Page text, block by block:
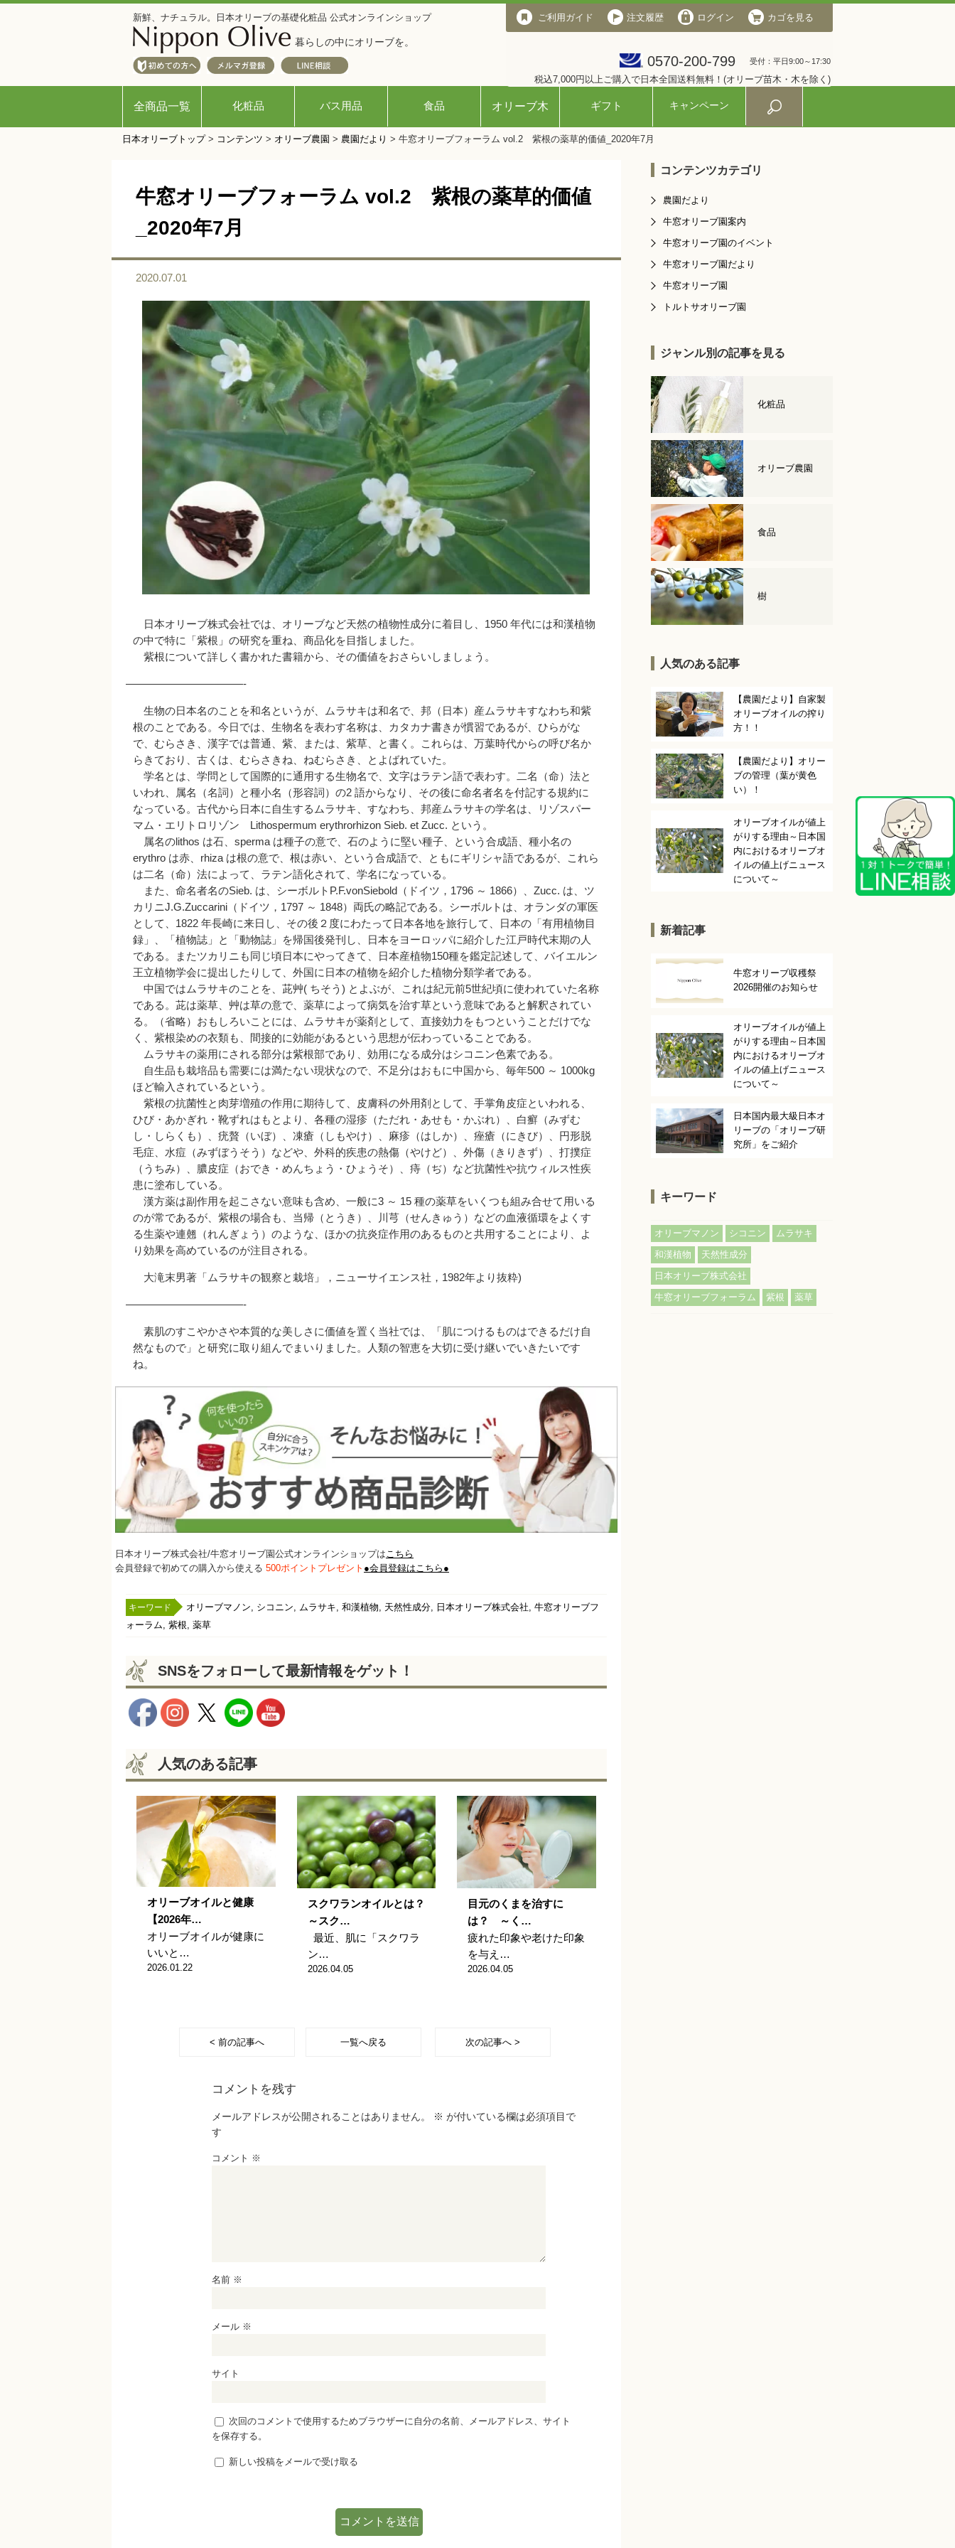
新鮮、ナチュラル。日本オリーブの基礎化粧品 公式オンラインショップ
暮らしの中にオリーブを。
ご利用ガイド 注文履歴 ログイン カゴを見る
0570-200-799 受付：平日9:00～17:30
税込7,000円以上ご購入で日本全国送料無料！(オリーブ苗木・木を除く)
全商品一覧 化粧品 バス用品 食品 オリーブ木 ギフト キャンペーン
ご利用ガイド 会社概要 ログイン カゴを見る
0570-200-799 受付：平日9:00～17:30
日本オリーブトップ> コンテンツ > オリーブ農園 > 農園だより > 牛窓オリーブフォーラム vol.2 紫根の薬草的価値_2020年7月
牛窓オリーブフォーラム vol.2 紫根の薬草的価値
_2020年7月
2020.07.01
日本オリーブ株式会社では、オリーブなど天然の植物性成分に着目し、1950 年代には和漢植物
の中で特に「紫根」の研究を重ね、商品化を目指しました。
紫根について詳しく書かれた書籍から、その価値をおさらいしましょう。
———————————-
生物の日本名のことを和名というが、ムラサキは和名で、邦（日本）産ムラサキすなわち和紫
根のことである。今日では、生物名を表わす名称は、カタカナ書きが慣習であるが、ひらがな
で、むらさき、漢字では普通、紫、または、紫草、と書く。これらは、万葉時代からの呼び名か
らきており、古くは、むらさきね、ねむらさき、とよばれていた。
学名とは、学問として国際的に通用する生物名で、文字はラテン語で表わす。二名（命）法と
いわれ、属名（名詞）と種小名（形容詞）の2 語からなり、その後に命名者名を付記する規約に
なっている。古代から日本に自生するムラサキ、すなわち、邦産ムラサキの学名は、リゾスパー
マム・エリトロリゾン Lithospermum erythrorhizon Sieb. et Zucc. という。
属名のlithos は石、sperma は種子の意で、石のように堅い種子、という合成語、種小名の
erythro は赤、rhiza は根の意で、根は赤い、という合成語で、ともにギリシャ語であるが、これら
は二名（命）法によって、ラテン語化されて、学名になっている。
また、命名者名のSieb. は、シーボルトP.F.vonSiebold（ドイツ，1796 ～ 1866）、Zucc. は、ツ
カリニJ.G.Zuccarini（ドイツ，1797 ～ 1848）両氏の略記である。シーボルトは、オランダの軍医
として、1822 年長崎に来日し、その後２度にわたって日本各地を旅行して、日本の「有用植物目
録」、「植物誌」と「動物誌」を帰国後発刊し、日本をヨーロッパに紹介した江戸時代末期の人
である。またツカリニも同じ頃日本にやってきて、日本産植物150種を鑑定記述して、バイエルン
王立植物学会に提出したりして、外国に日本の植物を紹介した植物分類学者である。
中国ではムラサキのことを、茈艸( ちそう) とよぶが、これは紀元前5世紀頃に使われていた名称
である。茈は薬草、艸は草の意で、薬草によって病気を治す草という意味であると解釈されてい
る。（省略）おもしろいことには、ムラサキが薬剤として、直接効力をもつということだけでな
く、紫根染めの衣類も、間接的に効能があるという思想が伝わっていることである。
ムラサキの薬用にされる部分は紫根部であり、効用になる成分はシコニン色素である。
自生品も栽培品も需要には満たない現状なので、不足分はおもに中国から、毎年500 ～ 1000kg
ほど輸入されているという。
紫根の抗菌性と肉芽増殖の作用に期待して、皮膚科の外用剤として、手掌角皮症といわれる、
ひび・あかぎれ・靴ずれはもとより、各種の湿疹（ただれ・あせも・かぶれ）、白癬（みずむ
し・しらくも）、疣贅（いぼ）、凍瘡（しもやけ）、麻疹（はしか）、痤瘡（にきび）、円形脱
毛症、水痘（みずぼうそう）などや、外科的疾患の熱傷（やけど）、外傷（きりきず）、打撲症
（うちみ）、膿皮症（おでき・めんちょう・ひょうそ）、痔（ぢ）など抗菌性や抗ウィルス性疾
患に塗布している。
漢方薬は副作用を起こさない意味も含め、一般に3 ～ 15 種の薬草をいくつも組み合せて用いる
のが常であるが、紫根の場合も、当帰（とうき）、川芎（せんきゅう）などの血液循環をよくす
る生薬や連翹（れんぎょう）のような、ほかの抗炎症作用のあるものと共用することにより、よ
り効果を高めているのが注目される。
大滝末男著「ムラサキの観察と栽培」，ニューサイエンス社，1982年より抜粋)
———————————-
素肌のすこやかさや本質的な美しさに価値を置く当社では、「肌につけるものはできるだけ自
然なもので」と研究に取り組んでまいりました。人類の智恵を大切に受け継いでいきたいです
ね。
日本オリーブ株式会社/牛窓オリーブ園公式オンラインショップはこちら
会員登録で初めての購入から使える 500ポイントプレゼント ●会員登録はこちら●
オリーブマノン シコニン ムラサキ 和漢植物 天然性成分 日本オリーブ株式会社 牛窓オリーブフ
ォーラム 紫根 薬草
SNSをフォローして最新情報をゲット！
人気のある記事
オリーブオイルと健康
【2026年…
オリーブオイルが健康に
いいと…
2026.01.22
スクワランオイルとは？
～スク…
最近、肌に「スクワラ
ン…
2026.04.05
目元のくまを治すに
は？ ～く…
疲れた印象や老けた印象
を与え…
2026.04.05
< 前の記事へ 一覧へ戻る 次の記事へ >
コメントを残す
メールアドレスが公開されることはありません。 ※ が付いている欄は必須項目で
す
コメント ※
名前 ※
メール ※
サイト
次回のコメントで使用するためブラウザーに自分の名前、メールアドレス、サイト
を保存する。
新しい投稿をメールで受け取る
コンテンツカテゴリ
農園だより
牛窓オリーブ園案内
牛窓オリーブ園のイベント
牛窓オリーブ園だより
牛窓オリーブ園
トルトサオリーブ園
ジャンル別の記事を見る
化粧品
オリーブ農園
食品
樹
人気のある記事
【農園だより】自家製
オリーブオイルの搾り
方！！
【農園だより】オリー
ブの管理（葉が黄色
い）！
オリーブオイルが値上
がりする理由～日本国
内におけるオリーブオ
イルの値上げニュース
について～
新着記事
牛窓オリーブ収穫祭
2026開催のお知らせ
オリーブオイルが値上
がりする理由～日本国
内におけるオリーブオ
イルの値上げニュース
について～
日本国内最大級日本オ
リーブの「オリーブ研
究所」をご紹介
キーワード
オリーブマノン シコニン ムラサキ
和漢植物 天然性成分
日本オリーブ株式会社
牛窓オリーブフォーラム 紫根 薬草